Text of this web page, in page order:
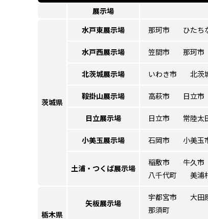
展示場
茨城県
水戸東展示場 那珂市 ひたち
水戸西展示場 笠間市 那珂市
北茨城展示場 いわき市 北茨
鞍掛山展示場 高萩市 日立市
日立展示場 日立市 常陸太
小美玉展示場 石岡市 小美玉
土浦・つくば展示場
稲敷市 牛久市
八千代町
美浦
栃木県
矢板展示場
宇都宮市 大田
那須町